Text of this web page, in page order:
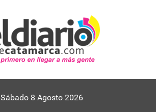
Sábado 8 Agosto 2026